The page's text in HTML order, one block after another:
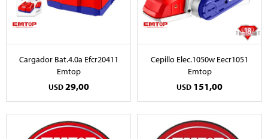
Cargador Bat.4.0a Efcr20411
Emtop
USD 29,00
Cepillo Elec.1050w Eecr1051
Emtop
USD 151,00